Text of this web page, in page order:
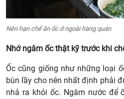
Nên hạn chế ăn ốc ở ngoài hàng quán
Nhớ ngâm ốc thật kỹ trước khi
Ốc cũng giống như những loại
bùn lầy cho nên nhất định phải
nhả ra khỏi ốc. Ngâm nước để